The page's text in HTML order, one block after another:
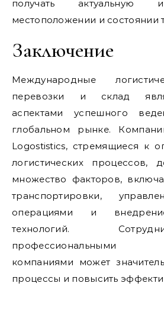
получать актуальную
местоположении и состоянии
Заключение
Международные
перевозки и склад
аспектами успешного
глобальном рынке.
Logostistics, стремящиеся к
логистических процессов,
множество факторов,
транспортировки,
операциями и
технологий.
профессиональными
компаниями может
процессы и повысить